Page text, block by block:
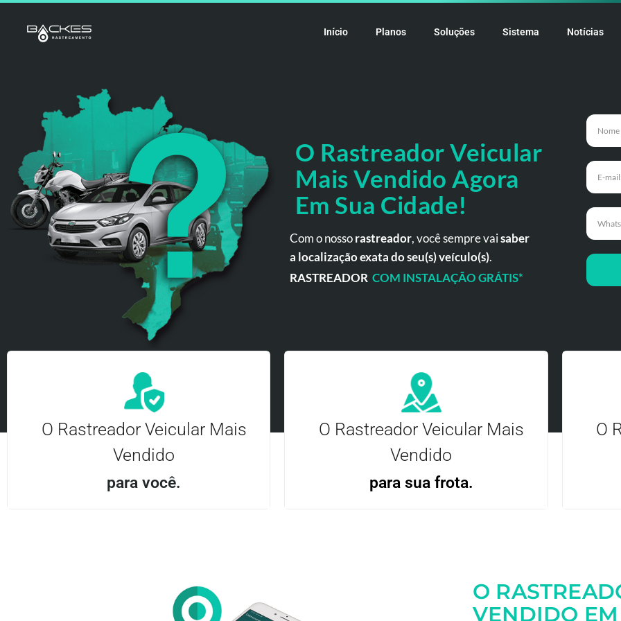
Início Planos Soluções Sistema Notícias
O RastreadorVeicular
Mais Vendido Agora
Em Sua Cidade!
Com o nossorastreador, você sempre vaisaber
a localização exata do seu(s) veículo(s).
RASTREADOR COM INSTALAÇÃO GRÁTIS*
O Rastreador Veicular Mais
Vendido
para você.
Entre em contato
O Rastreador Veicular Mais
Vendido
para sua frota.
O
O
VENDIDO